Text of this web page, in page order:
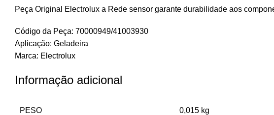
Peça Original Electrolux a Rede sensor garante durabilidade aos
Código da Peça: 70000949/41003930
Aplicação: Geladeira
Marca: Electrolux
Informação adicional
PESO 0,015 kg